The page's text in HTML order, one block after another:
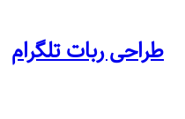
محتوا
طراحی ربات تلگرام